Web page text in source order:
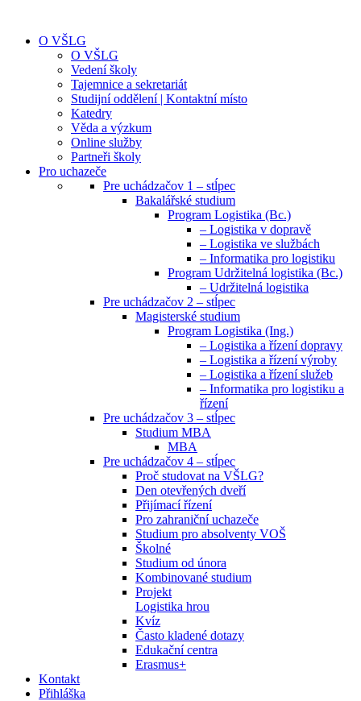
O VŠLG
O VŠLG
Vedení školy
Tajemnice a sekretariát
Studijní oddělení | Kontaktní místo
Katedry
Věda a výzkum
Online služby
Partneři školy
Pro uchazeče
Pre uchádzačov 1 – stĺpec
Bakalářské studium
Program Logistika (Bc.)
– Logistika v dopravě
– Logistika ve službách
– Informatika pro logistiku
Program Udržitelná logistika (Bc.)
– Udržitelná logistika
Pre uchádzačov 2 – stĺpec
Magisterské studium
Program Logistika (Ing.)
– Logistika a řízení dopravy
– Logistika a řízení výroby
– Logistika a řízení služeb
– Informatika pro logistiku a
řízení
Pre uchádzačov 3 – stĺpec
Studium MBA
MBA
Pre uchádzačov 4 – stĺpec
Proč studovat na VŠLG?
Den otevřených dveří
Přijímací řízení
Pro zahraniční uchazeče
Studium pro absolventy VOŠ
Školné
Studium od února
Kombinované studium
Projekt
Logistika hrou
Kvíz
Často kladené dotazy
Edukační centra
Erasmus+
Kontakt
Přihláška